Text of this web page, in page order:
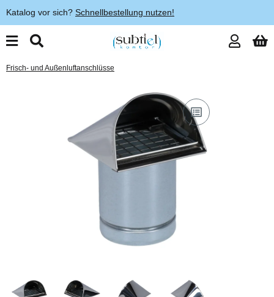
Katalog vor sich? Schnellbestellung nutzen!
Frisch- und Außenluftanschlüsse